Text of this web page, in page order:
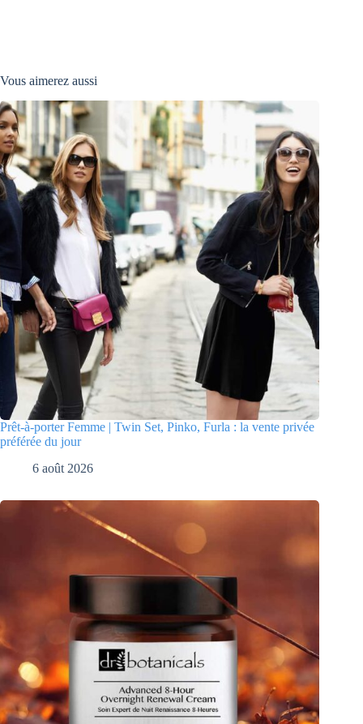
Vous aimerez aussi
Prêt-à-porter Femme | Twin Set, Pinko, Furla : la vente privée
préférée du jour
6 août 2026